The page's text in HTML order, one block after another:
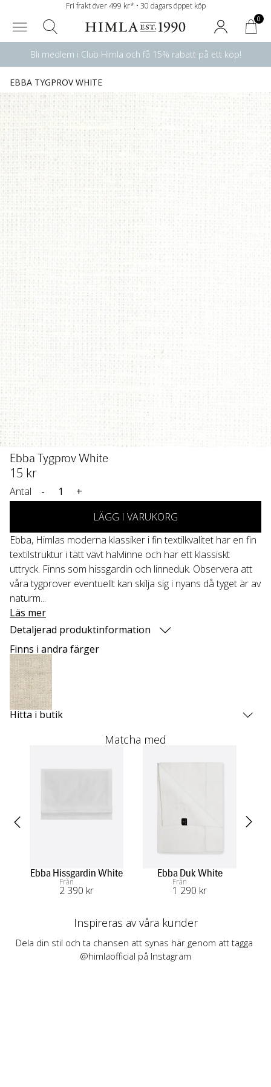
Fri frakt över 499 kr* • 30 dagars öppet köp
0
Bli medlem i Club Himla och få 15% rabatt på ett köp!
EBBA TYGPROV WHITE
Ebba Tygprov White
15 kr
Antal -
+
LÄGG I VARUKORG
Ebba, Himlas moderna klassiker i fin textilkvalitet har en fin
textilstruktur i tätt vävt halvlinne och har ett klassiskt
uttryck. Finns som hissgardin och linneduk. Observera att
våra tygprover eventuellt kan skilja sig i nyans då tyget är av
naturm...
Läs mer
Detaljerad produktinformation
Finns i andra färger
Hitta i butik
Matcha med
Ebba Hissgardin White
Från
2 390 kr
Ebba Duk White
Från
1 290 kr
Inspireras av våra kunder
Dela din stil och ta chansen att synas här genom att tagga
@himlaofficial på Instagram